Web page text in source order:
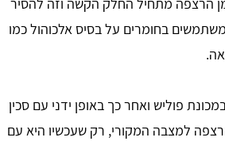
בחומרים על בסיס אלכוהול כמו
פוליש ואחר כך באופן ידני עם סכין
למצבה המקורי, רק שעכשיו היא עם